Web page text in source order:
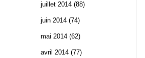
juillet 2014 (88)
juin 2014 (74)
mai 2014 (62)
avril 2014 (77)